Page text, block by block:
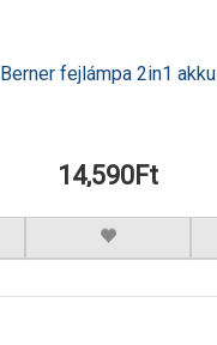
Berner fejlámpa 2in1 akku
14,590Ft